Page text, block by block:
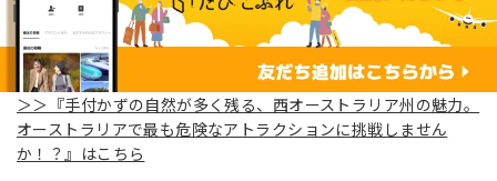
＞＞『手付かずの自然が多く残る、西オーストラリア州の魅力。
オーストラリアで最も危険なアトラクションに挑戦しません
か！？』はこちら